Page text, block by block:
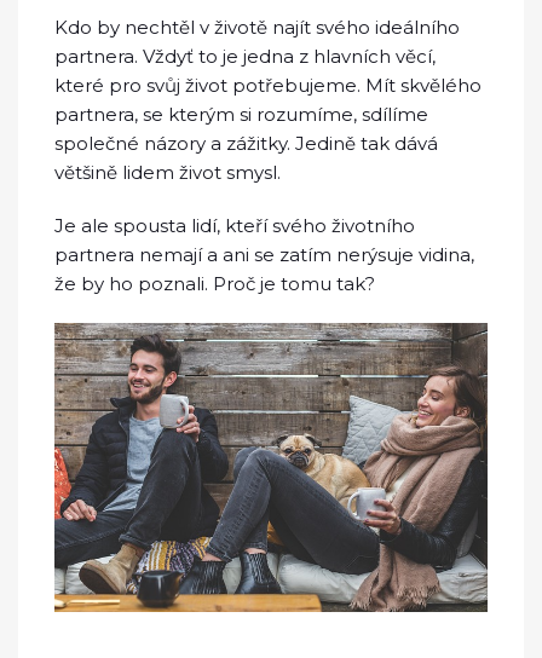
Kdo by nechtěl v životě najít svého ideálního
partnera. Vždyť to je jedna z hlavních věcí,
které pro svůj život potřebujeme. Mít skvělého
partnera, se kterým si rozumíme, sdílíme
společné názory a zážitky. Jedině tak dává
většině lidem život smysl.
Je ale spousta lidí, kteří svého životního
partnera nemají a ani se zatím nerýsuje vidina,
že by ho poznali. Proč je tomu tak?